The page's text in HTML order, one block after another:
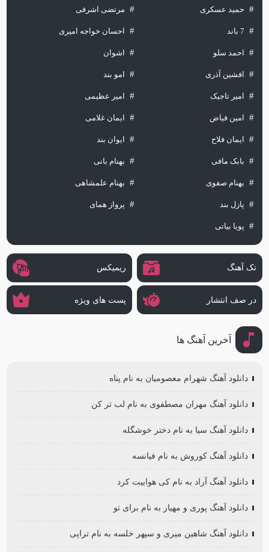
حمید عسکری مرتضی اشرفی
7 باند احسان خواجه امیری
احمد سلو اشوان
افشین آذری امو بند
امیر تاجیک امیر عظیمی
امین فیاض ایمان غلامی
ایمان فلاح ایوان بند
بابک مافی بهنام بانی
بهنام صفوی بهنام علمشاهی
پازل بند پرواز همای
پویا بیاتی
تک آهنگ ریمیکس
در صف انتشار پست های ویژه
آخرین آهنگ ها
دانلود آهنگ شهرام معصومیان به نام پناه
دانلود آهنگ مهران مصطفوی به نام لب تر کن
دانلود آهنگ سیا به نام دختر خوشگله
دانلود آهنگ کوروش به نام فیانسه
دانلود آهنگ آراد به نام کی هواییت کرد
دانلود آهنگ پوری و مهیار به نام برای تو
دانلود آهنگ شاهین میری و سپهر خلسه به نام تراپی